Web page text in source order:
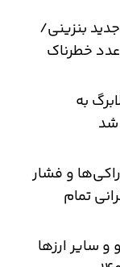
بنزینی/
عدد خطرناک
به
شد
خوراکی‌ها و فشار
تمام
و سایر ارزها